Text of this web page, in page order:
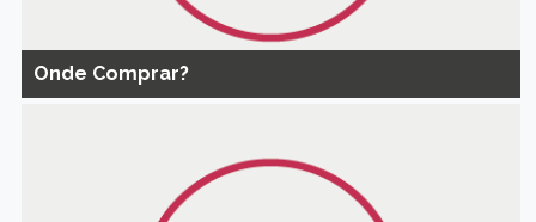
Onde Comprar?